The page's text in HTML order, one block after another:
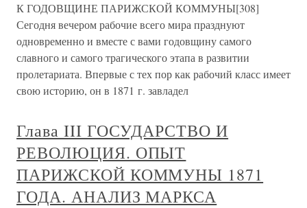
К ГОДОВЩИНЕ ПАРИЖСКОЙ КОММУНЫ[308]
Сегодня вечером рабочие всего мира празднуют
одновременно и вместе с вами годовщину самого
славного и самого трагического этапа в развитии
пролетариата. Впервые с тех пор как рабочий класс имеет
свою историю, он в 1871 г. завладел
Глава III ГОСУДАРСТВО И
РЕВОЛЮЦИЯ. ОПЫТ
ПАРИЖСКОЙ КОММУНЫ 1871
ГОДА. АНАЛИЗ МАРКСА